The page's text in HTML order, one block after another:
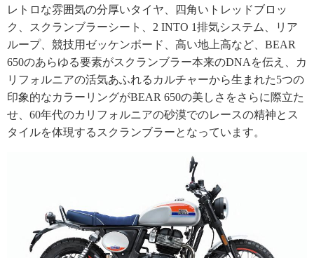
レトロな雰囲気の分厚いタイヤ、四角いトレッドブロッ
ク、スクランブラーシート、2 INTO 1排気システム、リア
ループ、競技用ゼッケンボード、高い地上高など、BEAR
650のあらゆる要素がスクランブラー本来のDNAを伝え、カ
リフォルニアの活気あふれるカルチャーから生まれた5つの
印象的なカラーリングがBEAR 650の美しさをさらに際立た
せ、60年代のカリフォルニアの砂漠でのレースの精神とス
タイルを体現するスクランブラーとなっています。